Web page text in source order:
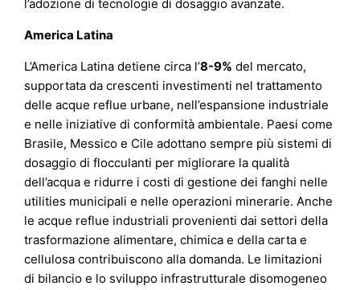
l’adozione di tecnologie di dosaggio avanzate.
America Latina
L’America Latina detiene circa l’8-9% del mercato,
supportata da crescenti investimenti nel trattamento
delle acque reflue urbane, nell’espansione industriale
e nelle iniziative di conformità ambientale. Paesi come
Brasile, Messico e Cile adottano sempre più sistemi di
dosaggio di flocculanti per migliorare la qualità
dell’acqua e ridurre i costi di gestione dei fanghi nelle
utilities municipali e nelle operazioni minerarie. Anche
le acque reflue industriali provenienti dai settori della
trasformazione alimentare, chimica e della carta e
cellulosa contribuiscono alla domanda. Le limitazioni
di bilancio e lo sviluppo infrastrutturale disomogeneo